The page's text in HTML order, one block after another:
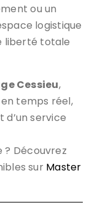
ou un
logistique
liberté totale
Cessieu,
temps réel,
service
? Découvrez
sur Master